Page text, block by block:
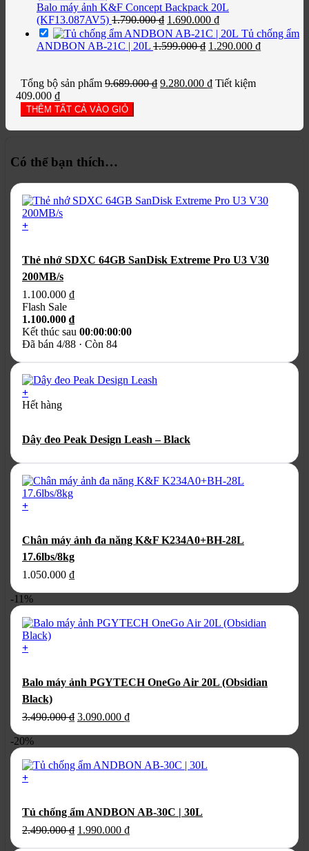
Balo máy ảnh K&F Concept Backpack 20L
(KF13.087AV5) 1.790.000₫ Giá
gốc
là:
1.690.000 ₫Giá
hiện
tại
Tủ chống ẩm
ANDBON AB-21C | 20L 1.599.000₫ Giá
1.599.000 ₫.
1.290.000 ₫Giá
Tổng bộ sản phẩm 9.689.000₫ Giá
9.280.000 ₫Giá
9.280.000 ₫.
Tiết kiệm
409.000 ₫
THÊM TẤT CẢ VÀO GIỎ
Có thể bạn thích…
+
Thẻ nhớ SDXC 64GB SanDisk Extreme Pro U3 V30
200MB/s
1.100.000 ₫
Flash Sale
1.100.000 ₫
Kết thúc sau 00:00:00:00
Đã bán 4/88 · Còn 84
+
Hết hàng
Dây đeo Peak Design Leash – Black
+
Chân máy ảnh đa năng K&F K234A0+BH-28L
17.6lbs/8kg
1.050.000 ₫
-11%
+
Balo máy ảnh PGYTECH OneGo Air 20L (Obsidian
Black)
3.490.000₫ Giá
3.090.000 ₫Giá
3.090.000 ₫.
-20%
+
Tủ chống ẩm ANDBON AB-30C | 30L
2.490.000₫ Giá
1.990.000 ₫Giá